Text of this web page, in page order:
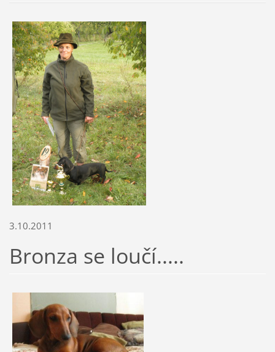
3.10.2011
Bronza se loučí.....